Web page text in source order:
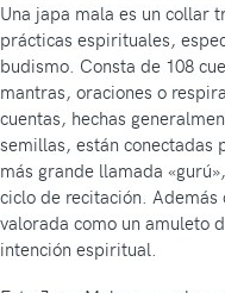
Una japa mala es un collar
prácticas espirituales,
budismo. Consta de 108
mantras, oraciones o
cuentas, hechas
semillas, están conectadas
más grande llamada
ciclo de recitación.
valorada como un amuleto
intención espiritual.